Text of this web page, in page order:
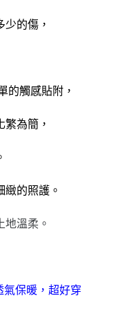
的傷，
的觸感貼附，
為簡，
的照護。
溫柔。
氣保暖，超好穿